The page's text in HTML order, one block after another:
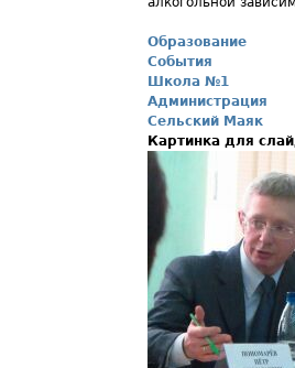
Образование
События
Школа №1
Администрация
Сельский Маяк
Картинка для